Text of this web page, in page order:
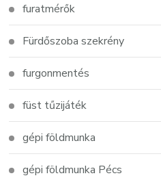
furatmérők
Fürdőszoba szekrény
furgonmentés
füst tűzijáték
gépi földmunka
gépi földmunka Pécs